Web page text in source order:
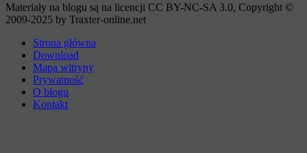
Materiały na blogu są na licencji CC BY-NC-SA 3.0, Copyright ©
2009-2025 by Traxter-online.net
Strona główna
Download
Mapa witryny
Prywatność
O blogu
Kontakt